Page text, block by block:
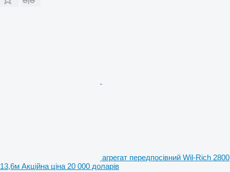
агрегат передпосівний Wil-Rich 2800
13,6м Акційна ціна 20 000 доларів